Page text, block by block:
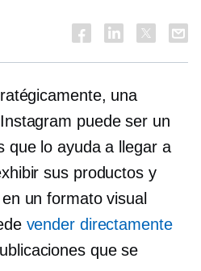
una
puede ser un
que lo ayuda a llegar a
sus productos y
un formato visual
vender directamente
que se